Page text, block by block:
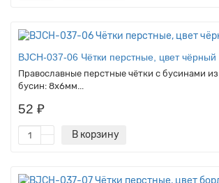
BJCH-037-06 Чётки перстные, цвет чёрный
Православные перстные чётки с бусинами
бусин: 8х6мм...
52 ₽
В корзину